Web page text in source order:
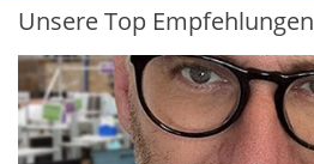
Unsere Top Empfehlungen